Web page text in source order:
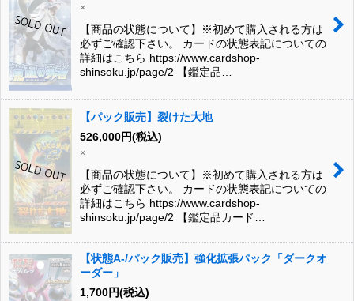
×
【商品の状態について】※初めて購入される方は
必ずご確認下さい。 カードの状態表記についての
詳細はこちら https://www.cardshop-
shinsoku.jp/page/2 【鑑定品…
【パック販売】裂けた大地
526,000円(税込)
×
【商品の状態について】※初めて購入される方は
必ずご確認下さい。 カードの状態表記についての
詳細はこちら https://www.cardshop-
shinsoku.jp/page/2 【鑑定品カード…
【状態A-/パック販売】強化拡張パック「ダークオ
ーダー」
1,700円(税込)